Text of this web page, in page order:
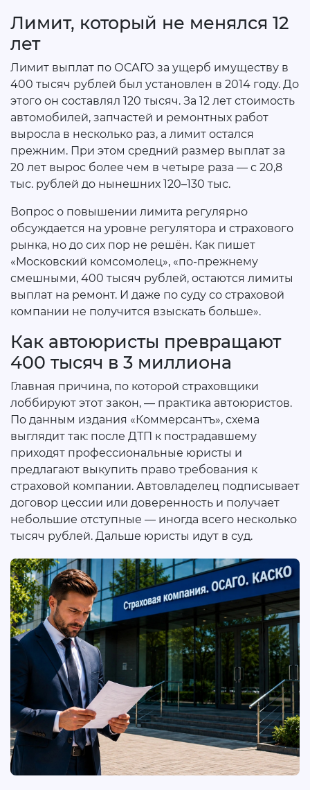
Лимит, который не менялся 12
лет
Лимит выплат по ОСАГО за ущерб имуществу в
400 тысяч рублей был установлен в 2014 году. До
этого он составлял 120 тысяч. За 12 лет стоимость
автомобилей, запчастей и ремонтных работ
выросла в несколько раз, а лимит остался
прежним. При этом средний размер выплат за
20 лет вырос более чем в четыре раза — с 20,8
тыс. рублей до нынешних 120–130 тыс.
Вопрос о повышении лимита регулярно
обсуждается на уровне регулятора и страхового
рынка, но до сих пор не решён. Как пишет
«Московский комсомолец», «по-прежнему
смешными, 400 тысяч рублей, остаются лимиты
выплат на ремонт. И даже по суду со страховой
компании не получится взыскать больше».
Как автоюристы превращают
400 тысяч в 3 миллиона
Главная причина, по которой страховщики
лоббируют этот закон, — практика автоюристов.
По данным издания «Коммерсантъ», схема
выглядит так: после ДТП к пострадавшему
приходят профессиональные юристы и
предлагают выкупить право требования к
страховой компании. Автовладелец подписывает
договор цессии или доверенность и получает
небольшие отступные — иногда всего несколько
тысяч рублей. Дальше юристы идут в суд.